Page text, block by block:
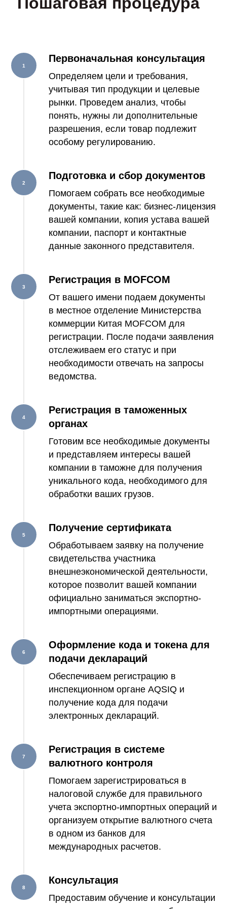
Первоначальная консультация
Определяем цели и требования,
учитывая тип продукции и целевые
рынки. Проведем анализ, чтобы
понять, нужны ли дополнительные
разрешения, если товар подлежит
особому регулированию.
Подготовка и сбор документов
Помогаем собрать все необходимые
документы, такие как: бизнес-лицензия
вашей компании, копия устава вашей
компании, паспорт и контактные
данные законного представителя.
Регистрация в MOFCOM
От вашего имени подаем документы
в местное отделение Министерства
коммерции Китая MOFCOM для
регистрации. После подачи заявления
отслеживаем его статус и при
необходимости отвечать на запросы
ведомства.
Регистрация в таможенных
органах
Готовим все необходимые документы
и представляем интересы вашей
компании в таможне для получения
уникального кода, необходимого для
обработки ваших грузов.
Получение сертификата
Обработываем заявку на получение
свидетельства участника
внешнеэкономической деятельности,
которое позволит вашей компании
официально заниматься экспортно-
импортными операциями.
Оформление кода и токена для
подачи деклараций
Обеспечиваем регистрацию в
инспекционном органе AQSIQ и
получение кода для подачи
электронных деклараций.
Регистрация в системе
валютного контроля
Помогаем зарегистрироваться в
налоговой службе для правильного
учета экспортно-импортных операций и
организуем открытие валютного счета
в одном из банков для
международных расчетов.
Консультация
Предоставим обучение и консультации